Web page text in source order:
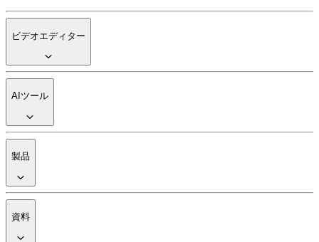
ビデオエディター
AIツール
製品
資料